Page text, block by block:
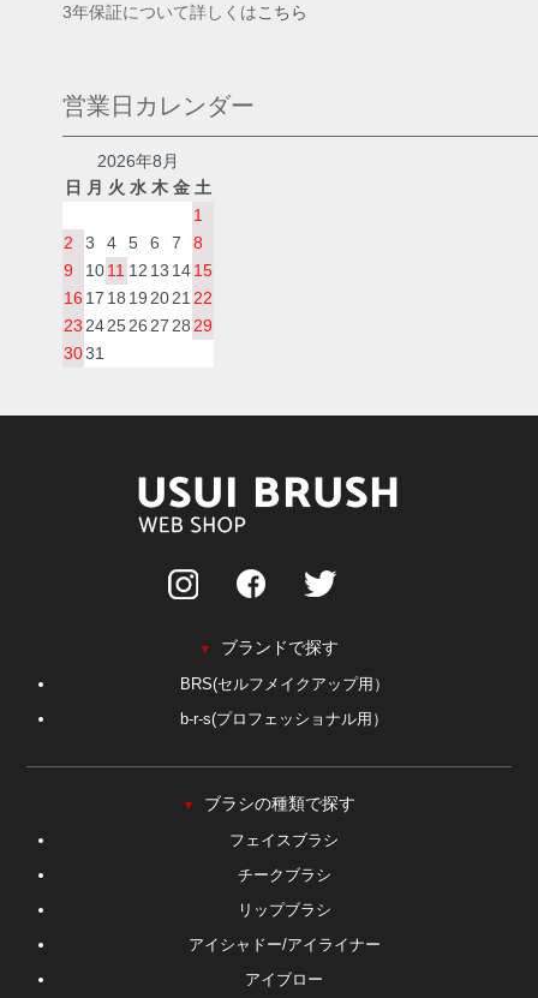
3年保証について詳しくはこちら
営業日カレンダー
2026年8月
日 月 火 水 木 金 土
1
2
3 4 5 6 7
8
9
1011 12 13 1415
16 17 18 19 2021 22
23 242526 27 28 29
3031
▼ ブランドで探す
BRS(セルフメイクアップ用）
b-r-s(プロフェッショナル用）
▼ ブラシの種類で探す
フェイスブラシ
チークブラシ
リップブラシ
アイシャドー/アイライナー
アイブロー